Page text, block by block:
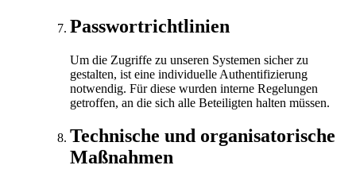
Passwortrichtlinien
Um die Zugriffe zu unseren Systemen sicher zu
gestalten, ist eine individuelle Authentifizierung
notwendig. Für diese wurden interne Regelungen
getroffen, an die sich alle Beteiligten halten müssen.
Technische und organisatorische
Maßnahmen